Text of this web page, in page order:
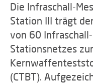
Die Infraschall-
Station III trägt
von 60
Stationsnetzes
(CTBT).